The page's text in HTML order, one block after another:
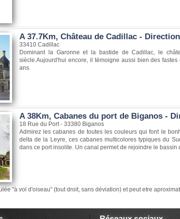
A 37.7Km, Château de Cadillac -
33410 Cadillac
Dominant la Garonne et la bastide de Cadillac, le
siècle.Aujourd'hui encore, il témoigne aussi bien des
ans.
A 38Km, Cabanes du port de Biganos -
18 Rue du Port - 33380 Biganos
Admirez les cabanes de toutes les couleurs qui font le
delta de la Leyre, ces cabanes multicolores typiques du
dans ce port insolite. Un canal permet de rejoindre le bassin
"à vol d'oiseau" (tout droit, sans déviation) et peut etre